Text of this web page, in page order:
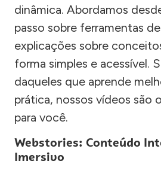
dinâmica. Abordamos
passo sobre ferramentas
explicações sobre
forma simples e acessível.
daqueles que aprende
prática, nossos vídeos são
para você.
Webstories: Conteúdo
Imersivo